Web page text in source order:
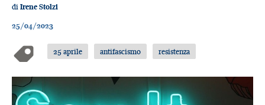
di Irene Stolzi
25/04/2023
25 aprile antifascismo resistenza